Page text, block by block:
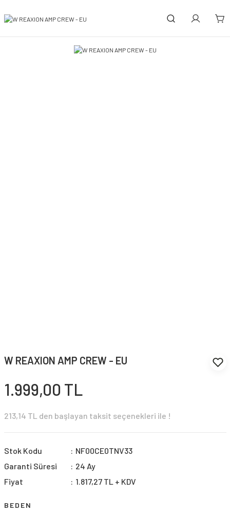
W REAXION AMP CREW - EU
1.999,00 TL
213,14 TL den başlayan taksit seçenekleri ile !
Stok Kodu
NF00CE0TNV33
Garanti Süresi
24 Ay
Fiyat
1.817,27 TL + KDV
BEDEN